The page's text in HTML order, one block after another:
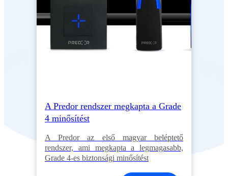
A Predor rendszer megkapta a Grade
4 minősítést
A Predor az első magyar beléptető
rendszer, ami megkapta a legmagasabb,
Grade 4-es biztonsági minősítést